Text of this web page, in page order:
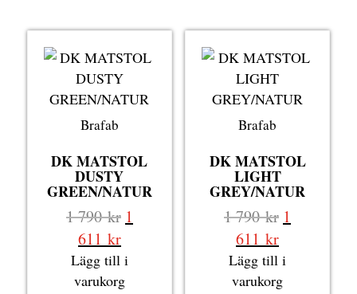
Brafab
DK MATSTOL
DUSTY
GREEN/NATUR
1 790kr Det
priset
var:
1
611 krDet
nuvarande
priset
Lägg till i
varukorg
Brafab
DK MATSTOL
LIGHT
GREY/NATUR
1 790kr Det
priset
var:
1
611 krDet
nuvarande
priset
Lägg till i
varukorg